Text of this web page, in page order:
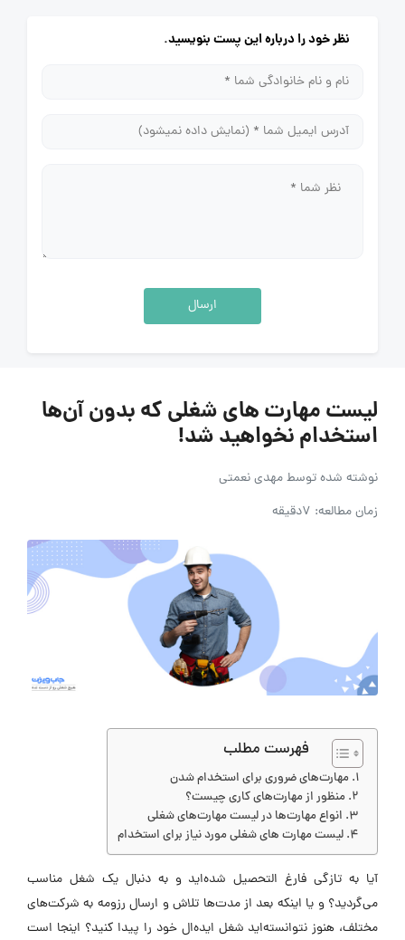
نظر خود را درباره این پست بنویسید.
ارسال
لیست مهارت‌ های شغلی که بدون آن‌ها
استخدام نخواهید شد!
نوشته شده توسطمهدی نعمتی
زمان مطالعه: 7دقیقه
فهرست مطلب
مهارت‌‌های ضروری برای استخدام شدن
منظور از مهارت‌های کاری چیست؟
انواع مهارت‌ها در لیست مهارت‌‌های شغلی
لیست مهارت‌ های شغلی مورد نیاز برای استخدام
آیا به تازگی فارغ التحصیل شده‌اید و به دنبال یک شغل مناسب
می‌گردید؟ و یا اینکه بعد از مدت‌ها تلاش و ارسال رزومه به شرکت‌های
مختلف، هنوز نتوانسته‌اید‌ شغل ایده‌ال خود را پیدا کنید؟ اینجا است